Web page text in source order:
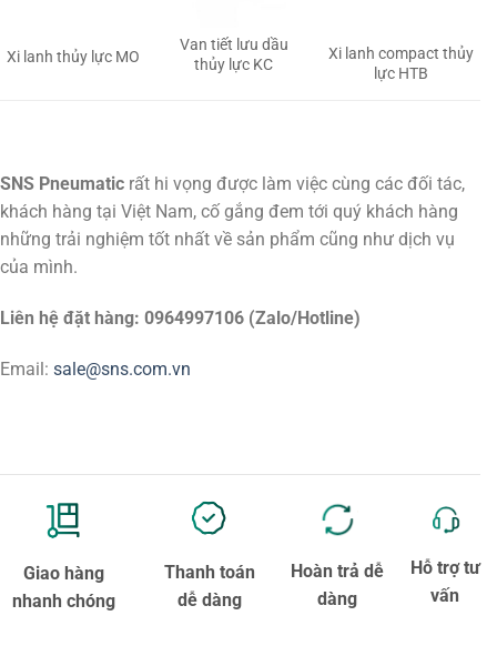
Xi lanh thủy lực MO
Van tiết lưu dầu
thủy lực KC
Xi lanh compact thủy
lực HTB
SNS Pneumatic rất hi vọng được làm việc cùng các đối tác,
khách hàng tại Việt Nam, cố gắng đem tới quý khách hàng
những trải nghiệm tốt nhất về sản phẩm cũng như dịch vụ
của mình.
Liên hệ đặt hàng: 0964997106 (Zalo/Hotline)
Email: sale@sns.com.vn
Giao hàng
nhanh chóng
Thanh toán
dễ dàng
Hoàn trả dễ
dàng
Hỗ trợ tư
vấn